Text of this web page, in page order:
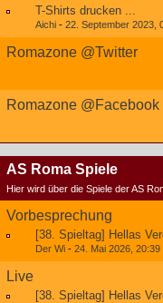
T-Shirts drucken ...
Aichi - 22. September 2023,
Romazone @Twitter
Romazone @Facebook
AS Roma Spiele
Hier wird über die Spiele der AS
Vorbesprechung
[38. Spieltag] Hellas
Der Wi - 24. Mai 2026, 20:39
Live
[38. Spieltag] Hellas